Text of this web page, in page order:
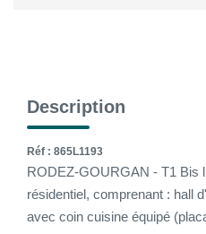
Nous
Description
Réf : 865L1193
RODEZ-GOURGAN - T1 Bis
résidentiel, comprenant : hall
avec coin cuisine équipé